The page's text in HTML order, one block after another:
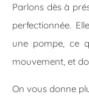
Parlons dès à
perfectionnée.
une pompe, ce
mouvement, et
On vous donne